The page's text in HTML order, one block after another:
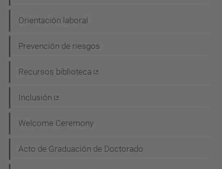
Orientación laboral
Prevención de riesgos
Recursos biblioteca
Inclusión
Welcome Ceremony
Acto de Graduación de Doctorado